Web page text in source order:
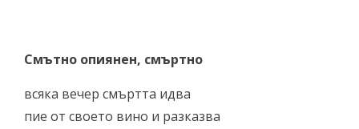
Смътно опиянен, смъртно
всяка вечер смъртта идва
пие от своето вино и разказва